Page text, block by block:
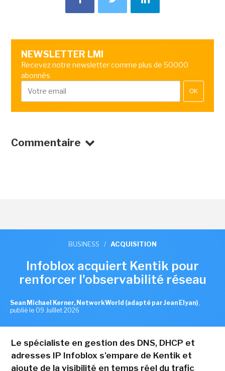
NEWSLETTER LMI
Recevez notre newsletter comme plus de 50000
abonnés
OK
Commentaire
BUSINESS / ACQUISITION
Infoblox acquiert Kentik pour
renforcer l'observabilité réseau
Sean Michael Kerner, NetworkWorld (adapté par Jean Elyan) ,
publié le 09 Juillet 2026
Le spécialiste en gestion des DNS, DHCP et
adresses IP Infoblox s'empare de Kentik et
ajoute de la visibilité en temps réel du trafic